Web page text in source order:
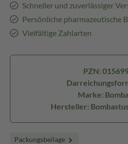
Schneller und zuverlässiger
Persönliche pharmazeutische
Vielfältige Zahlarten
PZN:
Marke:
Hersteller:
Packungsbeilage